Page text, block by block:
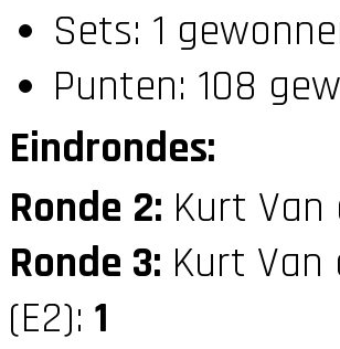
Sets: 1
Punten: 108
Eindrondes:
Ronde 2: Kurt
Ronde 3: Kurt Van
(E2): 1